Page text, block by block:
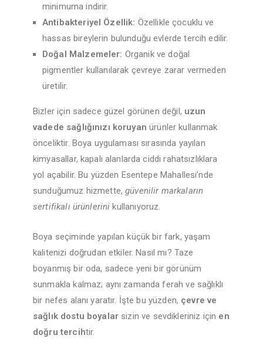
minimuma indirir.
Antibakteriyel Özellik: Özellikle çocuklu ve
hassas bireylerin bulunduğu evlerde tercih edilir.
Doğal Malzemeler: Organik ve doğal
pigmentler kullanılarak çevreye zarar vermeden
üretilir.
Bizler için sadece güzel görünen değil, uzun
vadede sağlığınızı koruyan ürünler kullanmak
önceliktir. Boya uygulaması sırasında yayılan
kimyasallar, kapalı alanlarda ciddi rahatsızlıklara
yol açabilir. Bu yüzden Esentepe Mahallesi’nde
sunduğumuz hizmette,güvenilir markaların
sertifikalı ürünlerini kullanıyoruz.
Boya seçiminde yapılan küçük bir fark, yaşam
kalitenizi doğrudan etkiler. Nasıl mı? Taze
boyanmış bir oda, sadece yeni bir görünüm
sunmakla kalmaz; aynı zamanda ferah ve sağlıklı
bir nefes alanı yaratır. İşte bu yüzden, çevre ve
sağlık dostu boyalar sizin ve sevdikleriniz için en
doğru tercihtir.